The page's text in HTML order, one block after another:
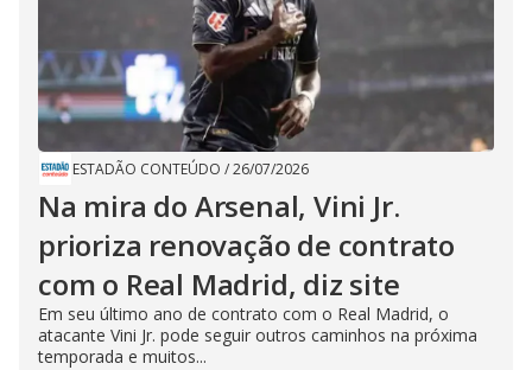
ESTADÃO CONTEÚDO /26/07/2026
Na mira do Arsenal, Vini Jr.
prioriza renovação de contrato
com o Real Madrid, diz site
Em seu último ano de contrato com o Real Madrid, o
atacante Vini Jr. pode seguir outros caminhos na próxima
temporada e muitos...